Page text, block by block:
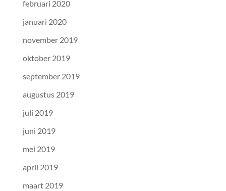
februari 2020
januari 2020
november 2019
oktober 2019
september 2019
augustus 2019
juli 2019
juni 2019
mei 2019
april 2019
maart 2019